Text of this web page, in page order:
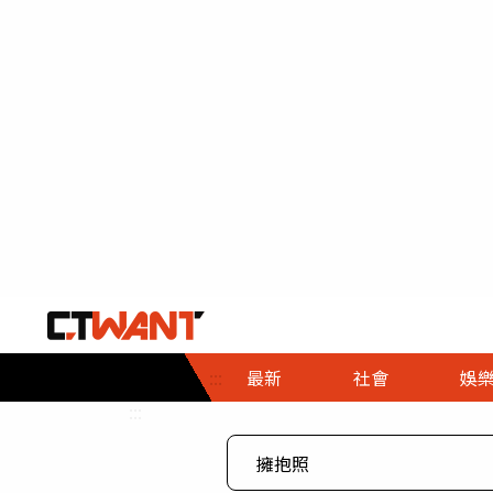
::: 最新 社會
社會首頁
時事
娛樂
娛樂首頁
即時
專題
財經首頁
熱線
３Ｃ
政